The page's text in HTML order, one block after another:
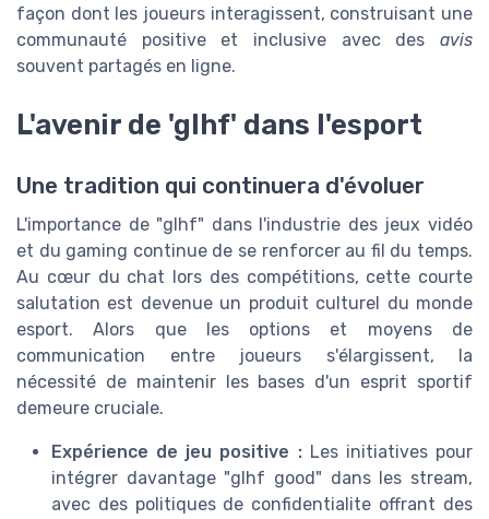
façon dont les joueurs interagissent, construisant une
communauté positive et inclusive avec des avis
souvent partagés en ligne.
L'avenir de 'glhf' dans l'esport
Une tradition qui continuera d'évoluer
L'importance de "glhf" dans l'industrie des jeux vidéo
et du gaming continue de se renforcer au fil du temps.
Au cœur du chat lors des compétitions, cette courte
salutation est devenue un produit culturel du monde
esport. Alors que les options et moyens de
communication entre joueurs s'élargissent, la
nécessité de maintenir les bases d'un esprit sportif
demeure cruciale.
Expérience de jeu positive :Les initiatives pour
intégrer davantage "glhf good" dans les stream,
avec des politiques de confidentialite offrant des